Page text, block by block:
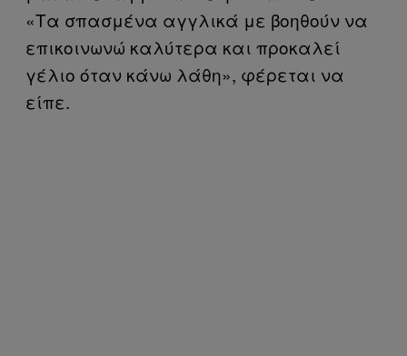
«Τα σπασμένα αγγλικά με βοηθούν να
επικοινωνώ καλύτερα και προκαλεί
γέλιο όταν κάνω λάθη», φέρεται να
είπε.